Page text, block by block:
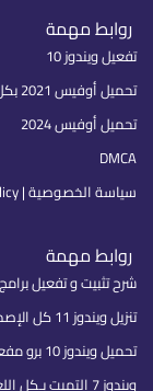
روابط مهمة
تفعيل ويندوز 10
تحميل أوفيس 2021 بكل اللغات
تحميل أوفيس 2024
DMCA
سياسة الخصوصية | Privacy Policy
روابط مهمة
شرح تثبيت و تفعيل برامج
تنزيل ويندوز 11 كل الإصدارات
تحميل ويندوز 10 برو مفعل
ويندوز 7 التميت بـكل اللغات 2026